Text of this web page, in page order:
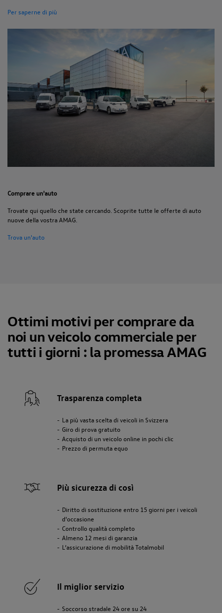
Per saperne di più
Comprare un'auto
Trovate qui quello che state cercando. Scoprite tutte le offerte di auto
nuove della vostra AMAG.
Trova un'auto
Ottimi motivi per comprare da
noi un veicolo commerciale per
tutti i giorni : la promessa AMAG
Trasparenza completa
La più vasta scelta di veicoli in Svizzera
Giro di prova gratuito
Acquisto di un veicolo online in pochi clic
Prezzo di permuta equo
Più sicurezza di così
Diritto di sostituzione entro 15 giorni per i veicoli
d’occasione
Controllo qualità completo
Almeno 12 mesi di garanzia
L’assicurazione di mobilità Totalmobil
Il miglior servizio
Soccorso stradale 24 ore su 24